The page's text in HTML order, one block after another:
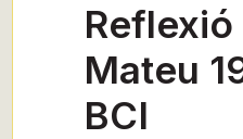
Reflexió
Mateu
BCI